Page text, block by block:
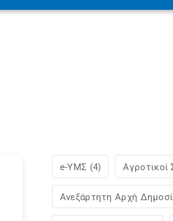
e-ΥΜΣ (4) Αγροτικοί
Ανεξάρτητη Αρχή